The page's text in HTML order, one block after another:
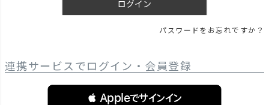
ログイン
パスワードをお忘れですか？
連携サービスでログイン・会員登録
 Appleでサインイン